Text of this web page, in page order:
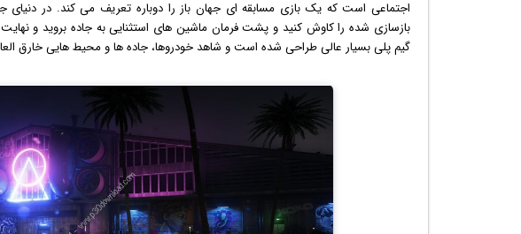
بازسازی شده را کاوش کنید و پشت فرمان ماشین های استثنایی به جاده بروید و
گیم پلی بسیار عالی طراحی شده است و شاهد خودروها، جاده ها و محیط هایی خارق